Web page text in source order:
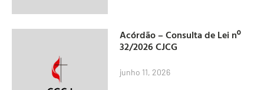
Acórdão – Consulta de Lei nº
32/2026 CJCG
junho 11, 2026